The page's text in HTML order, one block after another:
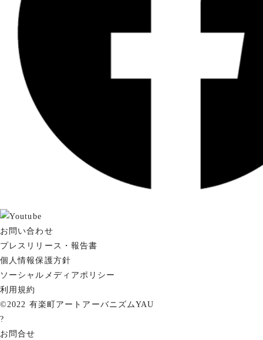
お問い合わせ
プレスリリース・報告書
個人情報保護方針
ソーシャルメディアポリシー
利用規約
©2022 有楽町アートアーバニズムYAU
?
お問合せ